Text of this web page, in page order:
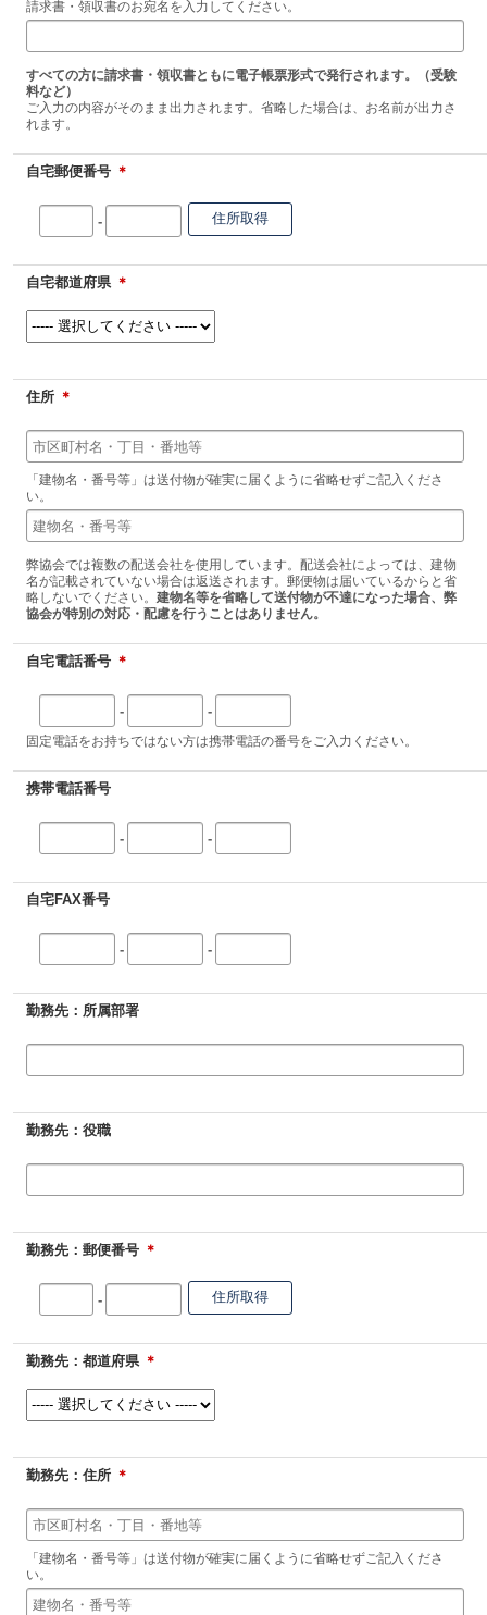
請求書・領収書のお宛名を入力してください。
すべての方に請求書・領収書ともに電子帳票形式で発行されます。（受験
料など）
ご入力の内容がそのまま出力されます。省略した場合は、お名前が出力さ
れます。
自宅郵便番号 ＊
-
自宅都道府県 ＊
住所 ＊
「建物名・番号等」は送付物が確実に届くように省略せずご記入くださ
い。
弊協会では複数の配送会社を使用しています。配送会社によっては、建物
名が記載されていない場合は返送されます。郵便物は届いているからと省
略しないでください。 建物名等を省略して送付物が不達になった場合、弊
協会が特別の対応・配慮を行うことはありません。
自宅電話番号 ＊
- -
固定電話をお持ちではない方は携帯電話の番号をご入力ください。
携帯電話番号
- -
自宅FAX番号
- -
勤務先：所属部署
勤務先：役職
勤務先：郵便番号 ＊
-
勤務先：都道府県 ＊
勤務先：住所 ＊
「建物名・番号等」は送付物が確実に届くように省略せずご記入くださ
い。